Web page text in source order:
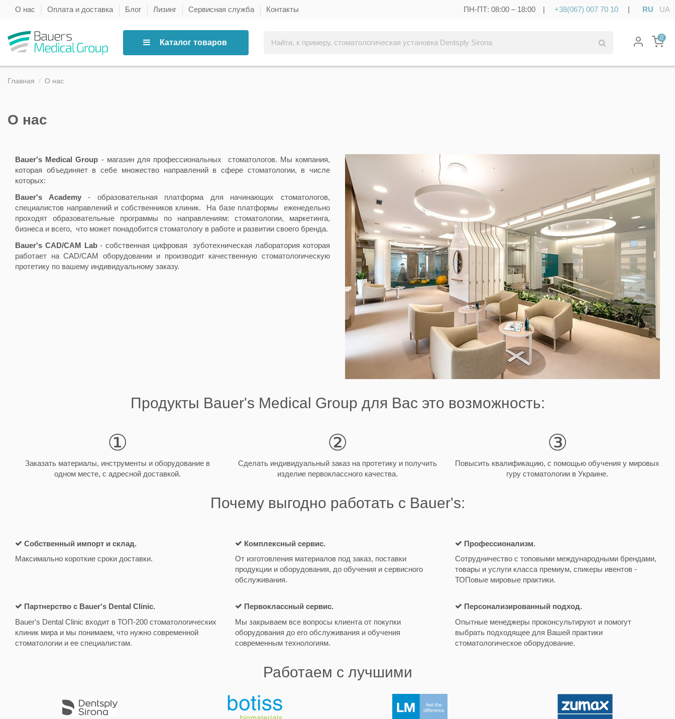
О нас Оплата и доставка Блог Лизинг Сервисная служба Контакты ПН-ПТ: 08:00 – 18:00 | +38(067) 007 70 10 | RU UA
Каталог товаров
0
Главная О нас
О нас
Bauer's Medical Group - магазин для профессиональных стоматологов. Мы компания,
которая объединяет в себе множество направлений в сфере стоматологии, в числе
которых:
Bauer's Academy- образовательная платформа для начинающих стоматологов,
специалистов направлений и собственников клиник. На базе платформы еженедельно
проходят образовательные программы по направлениям: стоматологии, маркетинга,
бизнеса и всего, что может понадобится стоматологу в работе и развитии своего бренда.
Bauer's CAD/CAM Lab- собственная цифровая зуботехническая лаборатория которая
работает на CAD/CAM оборудовании и производит качественную стоматологическую
протетику по вашему индивидуальному заказу.
Продукты Bauer's Medical Group для Вас это возможность:
①
Заказать материалы, инструменты и оборудование в
одном месте, с адресной доставкой.
②
Сделать индивидуальный заказ на протетику и получить
изделие первоклассного качества.
③
Повысить квалификацию, с помощью обучения у мировых
гуру стоматологии в Украине.
Почему выгодно работать с Bauer's:
Собственный импорт и склад.
Максимально короткие сроки доставки.
Комплексный сервис.
От изготовления материалов под заказ, поставки
продукции и оборудования, до обучения и сервисного
обслуживания.
Профессионализм.
Сотрудничество с топовыми международными брендами,
товары и услуги класса премиум, спикеры ивентов -
ТОПовые мировые практики.
Партнерство с Bauer's Dental Clinic.
Bauer's Dental Clinic входит в ТОП-200 стоматологических
клиник мира и мы понимаем, что нужно современной
стоматологии и ее специалистам.
Первоклассный сервис.
Мы закрываем все вопросы клиента от покупки
оборудования до его обслуживания и обучения
современным технологиям.
Персонализированный подход.
Опытные менеджеры проконсультируют и помогут
выбрать подходящее для Вашей практики
стоматологическое оборудование.
Работаем с лучшими